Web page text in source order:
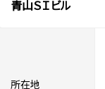
青山ＳＩビル
所在地